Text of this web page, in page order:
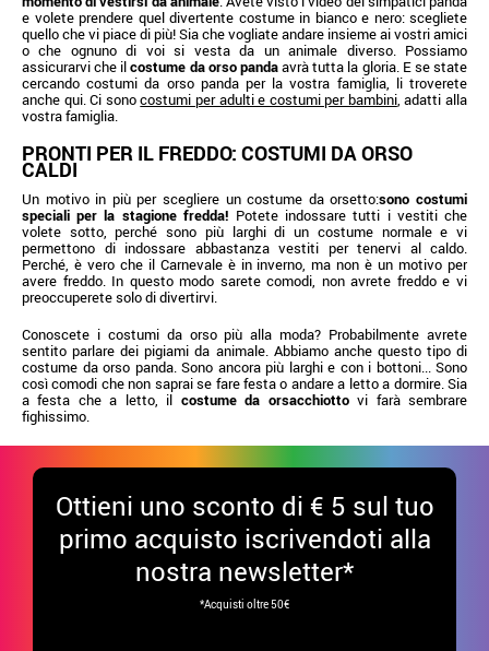
e volete prendere quel divertente costume in bianco e nero: scegliete
quello che vi piace di più! Sia che vogliate andare insieme ai vostri amici
o che ognuno di voi si vesta da un animale diverso. Possiamo
assicurarvi che ilcostume da orso pandaavrà tutta la gloria. E se state
cercando costumi da orso panda per la vostra famiglia, li troverete
anche qui. Ci sonocostumi per adulti e costumi per bambini, adatti alla
vostra famiglia.
PRONTI PER IL FREDDO: COSTUMI DA ORSO
CALDI
Un motivo in più per scegliere un costume da orsetto:sono costumi
speciali per la stagione fredda! Potete indossare tutti i vestiti che
volete sotto, perché sono più larghi di un costume normale e vi
permettono di indossare abbastanza vestiti per tenervi al caldo.
Perché, è vero che il Carnevale è in inverno, ma non è un motivo per
avere freddo. In questo modo sarete comodi, non avrete freddo e vi
preoccuperete solo di divertirvi.
Conoscete i costumi da orso più alla moda? Probabilmente avrete
sentito parlare dei pigiami da animale. Abbiamo anche questo tipo di
costume da orso panda. Sono ancora più larghi e con i bottoni... Sono
così comodi che non saprai se fare festa o andare a letto a dormire. Sia
a festa che a letto, il costume da orsacchiottovi farà sembrare
fighissimo.
Ottieni uno sconto di € 5 sul tuo
primo acquisto iscrivendoti alla
nostra newsletter*
*Acquisti oltre 50€